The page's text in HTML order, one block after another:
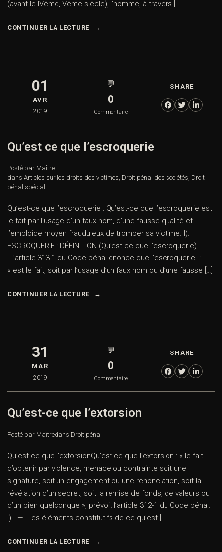
(avant le IVème, Vème siècle), l’homme, à travers […]
CONTINUER LA LECTURE
01
AVR
2019
💬
0
Commentaire
SHARE
Qu’est ce que l’escroquerie
Posté par Maître
dans Articles sur les droits des victimes, Droit pénal des sociétés, Droit
pénal spécial
Qu’est-ce que l’escroquerie : Qu’est-ce que l’escroquerie est
le fait par l’usage d’un faux nom, d’une fausse qualité et
l’emploide moyen frauduleux de tromper sa victime. I). —
ESCROQUERIE : DÉFINITION (Qu’est-ce que l’escroquerie)
L’article 313-1 du Code pénal énonce que l’escroquerie :
« est le fait, soit par l’usage d’un faux nom ou d’une fausse […]
CONTINUER LA LECTURE
31
MAR
2019
💬
0
Commentaire
SHARE
Qu’est-ce que l’extorsion
Posté par Maîtredans Droit pénal
Qu’est-ce que l’extorsionQu’est-ce que l’extorsion : « le fait
d’obtenir par violence, menace ou contrainte soit une
signature, soit un engagement ou une renonciation, soit la
révélation d’un secret, soit la remise de fonds, de valeurs ou
d’un bien quelconque », prévoit l’article 312-1 du Code pénal.
I). — Les éléments constitutifs de ce qu’est […]
CONTINUER LA LECTURE